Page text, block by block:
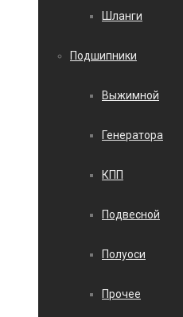
Шланги
Подшипники
Выжимной
Генератора
КПП
Подвесной
Полуоси
Прочее